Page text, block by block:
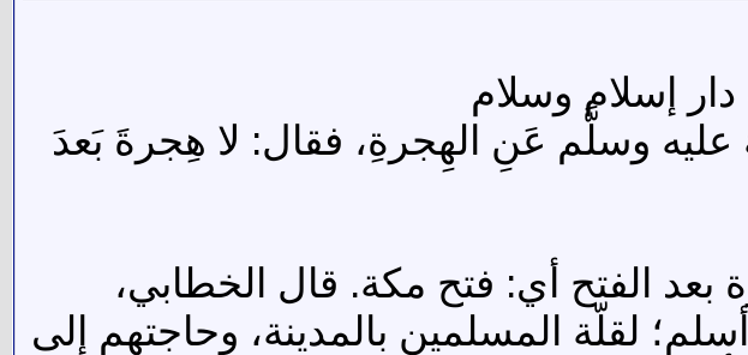
وسلَّم عَنِ الهِجرةِ، فقال: لا هِجرةَ بَعدَ
الفتح أي: فتح مكة. قال الخطابي،
لقلّة المسلمين بالمدينة، وحاجتهم إلى